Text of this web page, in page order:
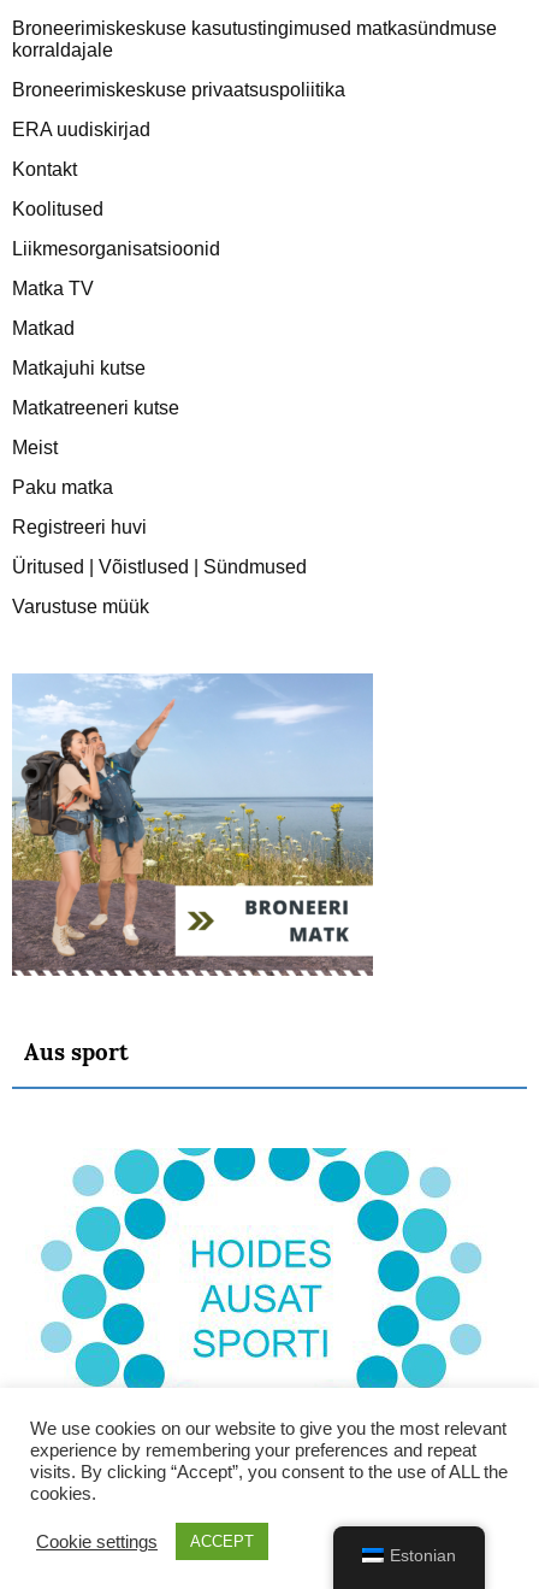
Broneerimiskeskuse kasutustingimused matkasündmuse
korraldajale
Broneerimiskeskuse privaatsuspoliitika
ERA uudiskirjad
Kontakt
Koolitused
Liikmesorganisatsioonid
Matka TV
Matkad
Matkajuhi kutse
Matkatreeneri kutse
Meist
Paku matka
Registreeri huvi
Üritused | Võistlused | Sündmused
Varustuse müük
Aus sport
We use cookies on our website to give you the most relevant
experience by remembering your preferences and repeat
visits. By clicking “Accept”, you consent to the use of ALL the
cookies.
Cookie settings ACCEPT
Estonian